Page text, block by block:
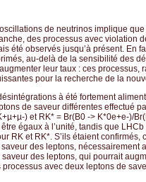
de neutrinos implique
des processus avec violation
été observés jusqu’à présent. En
au-delà de la sensibilité des
leur taux : ces
pour la recherche de la
à été fortement
de saveur différentes effectué
) et R K* = Br(B0 -> K*0e+e-)/
égaux à l’unité, tandis que
R K et R K*. S’ils étaient
saveur des leptons,
des leptons, qui pourrait
avec deux leptons de